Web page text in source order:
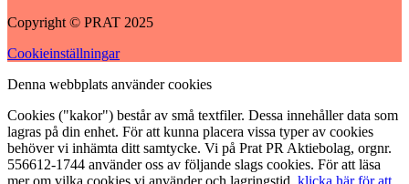
Copyright © PRAT 2025
Cookieinställningar
Denna webbplats använder cookies
Cookies ("kakor") består av små textfiler. Dessa innehåller data som
lagras på din enhet. För att kunna placera vissa typer av cookies
behöver vi inhämta ditt samtycke. Vi på Prat PR Aktiebolag, orgnr.
556612-1744 använder oss av följande slags cookies. För att läsa